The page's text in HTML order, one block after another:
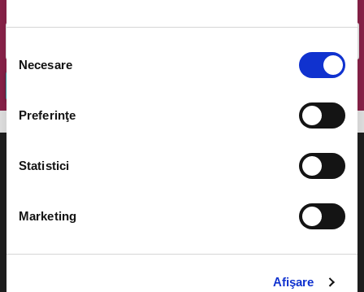
consimțământului
Necesare
Preferinţe
Statistici
Marketing
Afişare
Cum comand bilete?
Evenimente